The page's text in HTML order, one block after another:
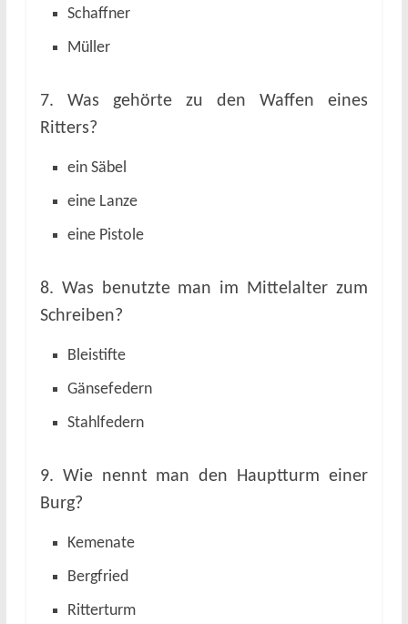
Schaffner
Müller
7. Was gehörte zu den Waffen eines
Ritters?
ein Säbel
eine Lanze
eine Pistole
8. Was benutzte man im Mittelalter zum
Schreiben?
Bleistifte
Gänsefedern
Stahlfedern
9. Wie nennt man den Hauptturm einer
Burg?
Kemenate
Bergfried
Ritterturm